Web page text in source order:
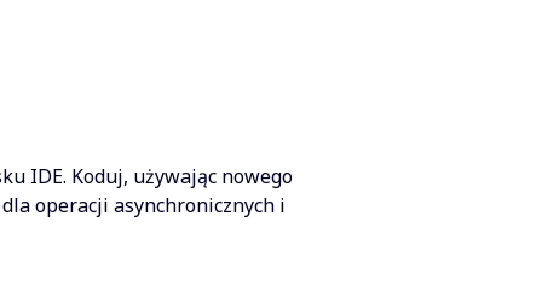
IDE. Koduj, używając nowego
operacji asynchronicznych i